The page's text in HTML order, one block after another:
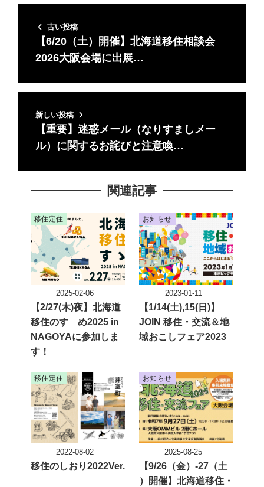
古い投稿
【6/20（土）開催】北海道移住相談会
2026大阪会場に出展…
新しい投稿
【重要】迷惑メール（なりすましメー
ル）に関するお詫びと注意喚…
関連記事
移住定住
【2/27(木)夜】北海道
移住のすゝめ2025 in
NAGOYAに参加しま
す！
投稿日
2025-02-06
お知らせ
【1/14(土),15(日)】
JOIN 移住・交流＆地
域おこしフェア2023
投稿日
2023-01-11
移住定住
移住のしおり2022Ver.
投稿日
2022-08-02
お知らせ
【9/26（金）-27（土
）開催】北海道移住・
投稿日
2025-08-25